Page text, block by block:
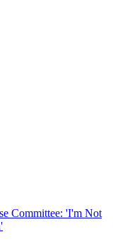
Committee: 'I'm Not